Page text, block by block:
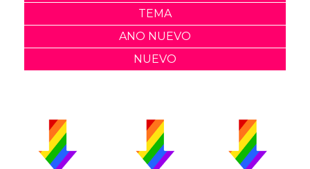
TEMA
ANO NUEVO
NUEVO